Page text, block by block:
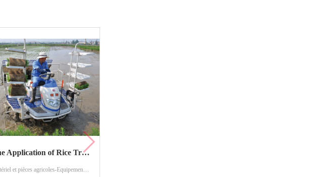
The Application of Rice Transplanter
Matériel et pièces agricoles-Equipement agricole-Plantation de machines